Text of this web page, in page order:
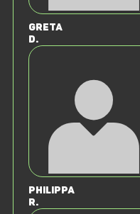
Greta
D.
Philippa
R.